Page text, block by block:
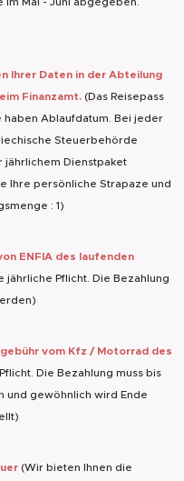
Ihrer Daten in der Abteilung
Finanzamt. (Das Reisepass
Ablaufdatum. Bei jeder
Steuerbehörde
jährlichem Dienstpaket
Ihre persönliche Strapaze und
: 1)
ENFIA des laufenden
jährliche Pflicht. Die Bezahlung
vom Kfz / Motorrad des
Die Bezahlung muss bis
und gewöhnlich wird Ende
(Wir bieten Ihnen die